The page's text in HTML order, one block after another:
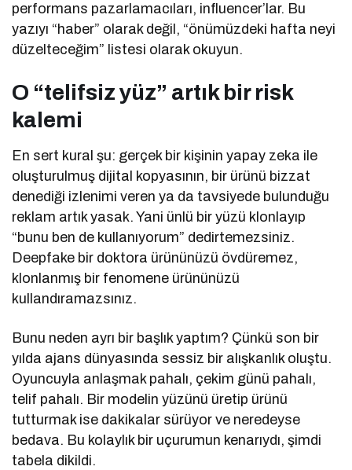
performans pazarlamacıları, influencer’lar. Bu
yazıyı “haber” olarak değil, “önümüzdeki hafta neyi
düzelteceğim” listesi olarak okuyun.
O “telifsiz yüz” artık bir risk
kalemi
En sert kural şu: gerçek bir kişinin yapay zeka ile
oluşturulmuş dijital kopyasının, bir ürünü bizzat
denediği izlenimi veren ya da tavsiyede bulunduğu
reklam artık yasak. Yani ünlü bir yüzü klonlayıp
“bunu ben de kullanıyorum” dedirtemezsiniz.
Deepfake bir doktora ürününüzü övdüremez,
klonlanmış bir fenomene ürününüzü
kullandıramazsınız.
Bunu neden ayrı bir başlık yaptım? Çünkü son bir
yılda ajans dünyasında sessiz bir alışkanlık oluştu.
Oyuncuyla anlaşmak pahalı, çekim günü pahalı,
telif pahalı. Bir modelin yüzünü üretip ürünü
tutturmak ise dakikalar sürüyor ve neredeyse
bedava. Bu kolaylık bir uçurumun kenarıydı, şimdi
tabela dikildi.